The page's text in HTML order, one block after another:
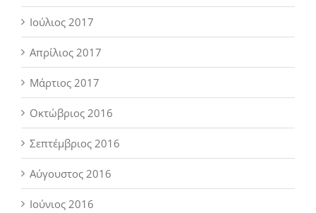
Ιούλιος 2017
Απρίλιος 2017
Μάρτιος 2017
Οκτώβριος 2016
Σεπτέμβριος 2016
Αύγουστος 2016
Ιούνιος 2016